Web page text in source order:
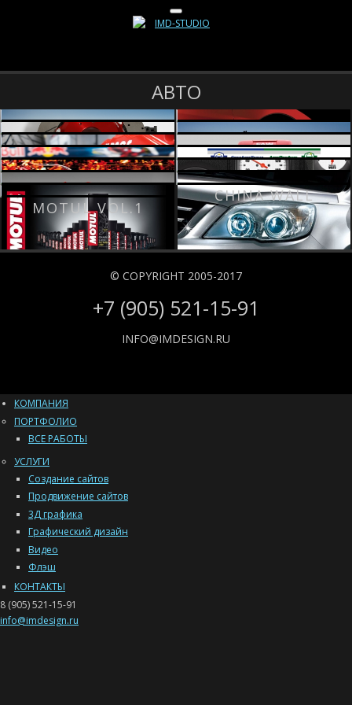
АВТО
ПОСАД ПРИЦЕП SCHMIDT BRAKES
JBT BRAKES МОТОТЕХНИКА
X-RACE TRANCE AUTO
RESOL СПАСПРОФИЛЬ
MOTUL VOL.2
WRANGLER
MASTER
JBT BRAKES
SYSTEMS
CHINA WALL
MOTUL VOL.1
© COPYRIGHT 2005-2017
+7 (905) 521-15-91
INFO@IMDESIGN.RU
КОМПАНИЯ
ПОРТФОЛИО
ВСЕ РАБОТЫ
УСЛУГИ
Создание сайтов
Продвижение сайтов
3Д графика
Графический дизайн
Видео
Флэш
КОНТАКТЫ
8 (905) 521-15-91
info@imdesign.ru